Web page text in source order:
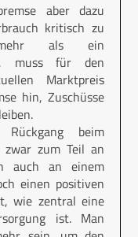
aber dazu
kritisch zu
als ein
muss für den
Marktpreis
hin, Zuschüsse
beim
zwar zum Teil an
auch an einem
einen positiven
wie zentral eine
ist. Man